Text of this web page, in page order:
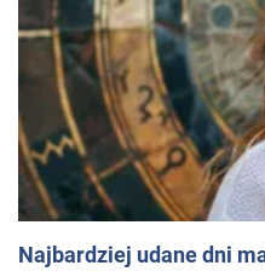
Najbardziej udane dni